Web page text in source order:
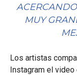
MUY
Los artistas
Instagram el video